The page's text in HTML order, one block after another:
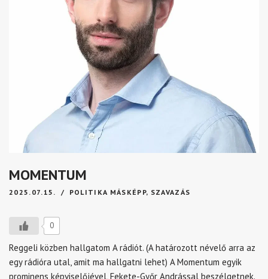
MOMENTUM
2025.07.15. POLITIKA MÁSKÉPP, SZAVAZÁS
0
Reggeli közben hallgatom A rádiót. (A határozott névelő arra az
egy rádióra utal, amit ma hallgatni lehet) A Momentum egyik
prominens képviselőjével, Fekete-Győr Andrással beszélgetnek.